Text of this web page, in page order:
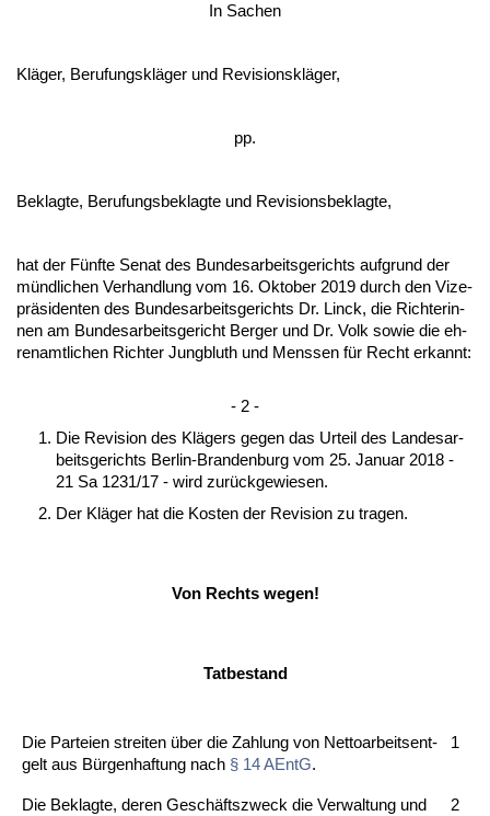
In Sa­chen
Kläger, Be­ru­fungskläger und Re­vi­si­onskläger,
pp.
Be­klag­te, Be­ru­fungs­be­klag­te und Re­vi­si­ons­be­klag­te,
hat der Fünf­te Se­nat des Bun­des­ar­beits­ge­richts auf­grund der
münd­li­chen Ver­hand­lung vom 16. Ok­to­ber 2019 durch den Vi­ze­
präsi­den­ten des Bun­de­sar­beits­ge­richts Dr. Linck, die Rich­te­rin­
nen am Bun­des­ar­beits­ge­richt Ber­ger und Dr. Volk so­wie die eh­
ren­amt­li­chen Rich­ter Jung­bluth und Mens­sen für Recht er­kannt:
- 2 -
Die Re­vi­si­on des Klägers ge­gen das Ur­teil des Lan­des­ar­
beits­ge­richts Ber­lin-Bran­den­burg vom 25. Ja­nu­ar 2018 -
21 Sa 1231/17 - wird zurück­ge­wie­sen.
Der Kläger hat die Kos­ten der Re­vi­si­on zu tra­gen.
Von Rechts we­gen!
Tat­be­stand
Die Par­tei­en strei­ten über die Zah­lung von Net­to­ar­beits­ent­
gelt aus Bürgen­haf­tung nach § 14 AEntG.
1
Die Be­klag­te, de­ren Geschäfts­zweck die Ver­wal­tung und
2